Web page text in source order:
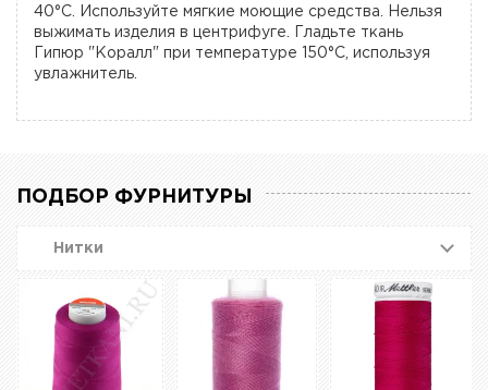
40°C. Используйте мягкие моющие средства. Нельзя
выжимать изделия в центрифуге. Гладьте ткань
Гипюр "Коралл" при температуре 150°C, используя
увлажнитель.
ПОДБОР ФУРНИТУРЫ
Нитки